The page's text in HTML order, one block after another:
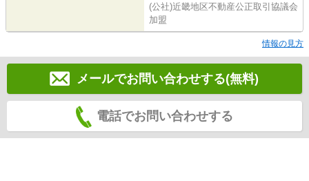
(公社)近畿地区不動産公正取引協議会
加盟
情報の見方
メールでお問い合わせする(無料)
電話でお問い合わせする